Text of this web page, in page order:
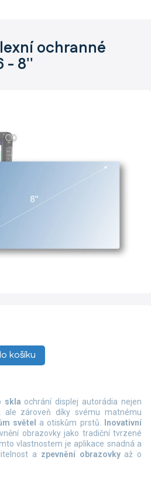
ochranné
- 8''
košíku
skla ochrání displej autorádia nejen
ale zároveň díky svému matnému
světel a otiskům prstů.
Inovativní
obrazovky jako tradiční tvrzené
vlastnostem je aplikace snadná a
a zpevnění obrazovkyaž o